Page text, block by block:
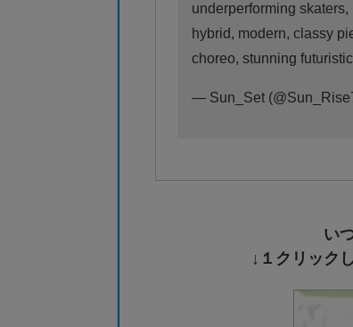
underperforming
hybrid, modern, classy
choreo, stunning
— Sun_Set
い
↓１クリック